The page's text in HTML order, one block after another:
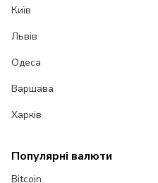
Київ
Львів
Одеса
Варшава
Харків
Популярні валюти
Bitcoin